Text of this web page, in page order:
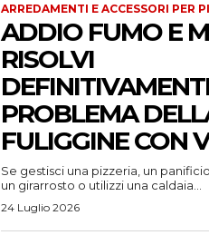
ARREDAMENTI E ACCESSORI PER
ADDIO FUMO E
RISOLVI
PROBLEMA
FULIGGINE CON
Se gestisci una pizzeria, un
un girarrosto o utilizzi una caldaia...
24 Luglio 2026